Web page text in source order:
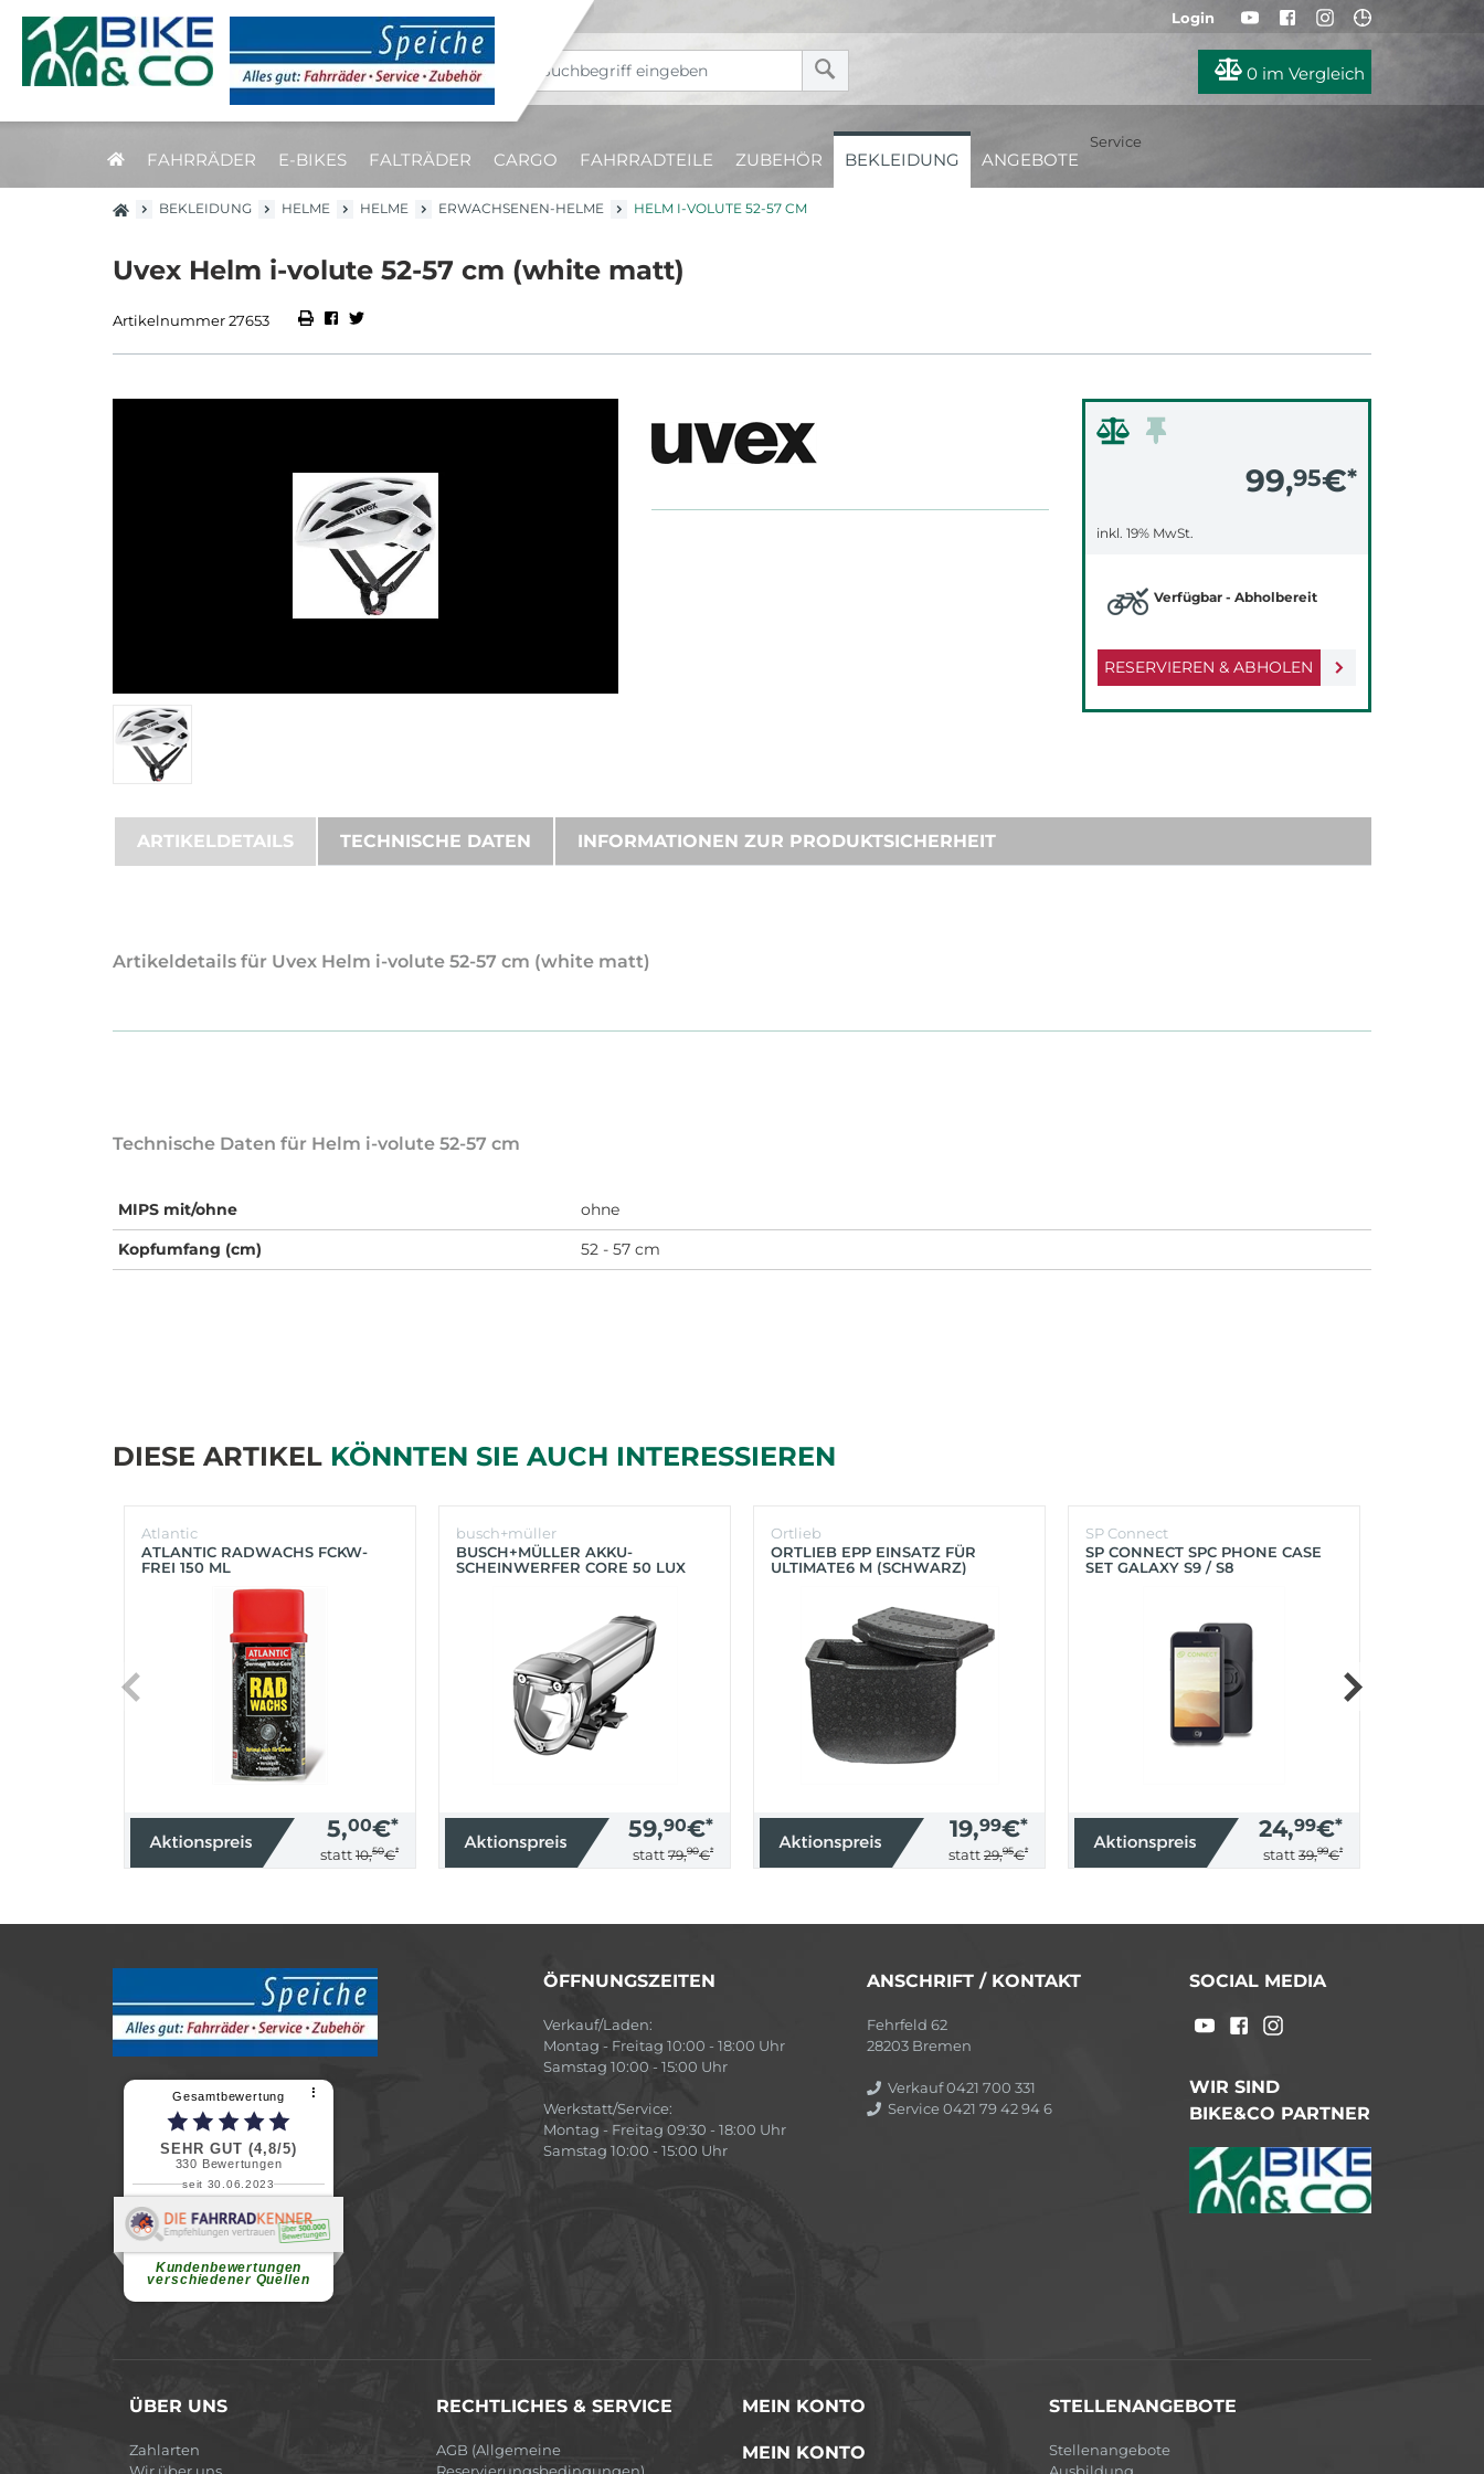
Login
0 im Vergleich
FAHRRÄDER E-BIKES FALTRÄDER CARGO FAHRRADTEILE ZUBEHÖR BEKLEIDUNG ANGEBOTE
Service
BEKLEIDUNG HELME HELME ERWACHSENEN-HELME HELM I-VOLUTE 52-57 CM
Uvex Helm i-volute 52-57 cm (white matt)
Artikelnummer 27653
99,95€*
inkl. 19% MwSt.
RESERVIEREN & ABHOLEN
Verfügbar - Abholbereit
ARTIKELDETAILS TECHNISCHE DATEN INFORMATIONEN ZUR PRODUKTSICHERHEIT
Artikeldetails für Uvex Helm i-volute 52-57 cm (white matt)
Technische Daten für Helm i-volute 52-57 cm
MIPS mit/ohne
ohne
Kopfumfang (cm)
52 - 57 cm
DIESE ARTIKEL KÖNNTEN SIE AUCH INTERESSIEREN
Atlantic
ATLANTIC RADWACHS FCKW-
FREI 150 ML
5,00€*
statt 10,50€*
busch+müller
BUSCH+MÜLLER AKKU-
SCHEINWERFER CORE 50 LUX
59,90€*
statt 79,90€*
Ortlieb
ORTLIEB EPP EINSATZ FÜR
ULTIMATE6 M (SCHWARZ)
19,99€*
statt 29,95€*
SP Connect
SP CONNECT SPC PHONE CASE
SET GALAXY S9 / S8
24,99€*
statt 39,99€*
Gesamtbewertung ⠇
SEHR GUT (4,8/5)
330 Bewertungen
seit 30.06.2023
Kundenbewertungen
verschiedener Quellen
Renate H.
Vielen Dank für ein herzliches
ÖFFNUNGSZEITEN
Verkauf/Laden:
Montag - Freitag 10:00 - 18:00 Uhr
Samstag 10:00 - 15:00 Uhr
Werkstatt/Service:
Montag - Freitag 09:30 - 18:00 Uhr
Samstag 10:00 - 15:00 Uhr
ANSCHRIFT / KONTAKT
Fehrfeld 62
28203 Bremen
Verkauf 0421 700 331
Service 0421 79 42 94 6
SOCIAL MEDIA
WIR SIND
BIKE&CO PARTNER
ÜBER UNS
Zahlarten
RECHTLICHES & SERVICE
AGB (Allgemeine
MEIN KONTO
MEIN KONTO
STELLENANGEBOTE
Stellenangebote